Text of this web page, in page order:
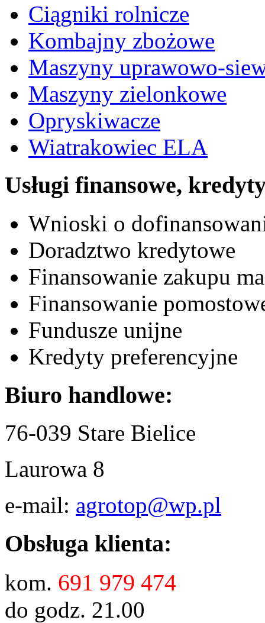
Ciągniki rolnicze
Kombajny zbożowe
Maszyny uprawowo-
Maszyny zielonkowe
Opryskiwacze
Wiatrakowiec ELA
Usługi finansowe,
Wnioski o
Doradztwo kredytowe
Finansowanie zakupu
Finansowanie
Fundusze unijne
Kredyty preferencyjne
Biuro handlowe:
76-039 Stare Bielice
Laurowa 8
e-mail: agrotop@wp.pl
Obsługa klienta:
kom. 691 979 474
do godz. 21.00